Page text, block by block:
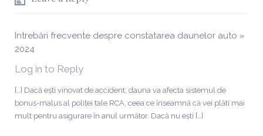
Intrebări frecvente despre constatarea daunelor auto »
2024
Log in to Reply
[…] Dacă ești vinovat de accident, dauna va afecta sistemul de
bonus-malus al poliței tale RCA, ceea ce înseamnă că vei plăti mai
mult pentru asigurare în anul următor. Dacă nu ești […]